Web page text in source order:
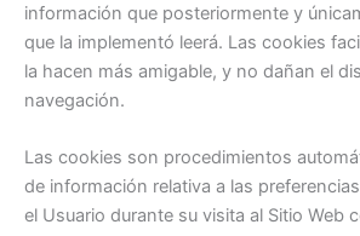
información que posteriormente y
que la implementó leerá. Las cookies
la hacen más amigable, y no dañan el
navegación.
Las cookies son procedimientos
de información relativa a las
el Usuario durante su visita al Sitio Web